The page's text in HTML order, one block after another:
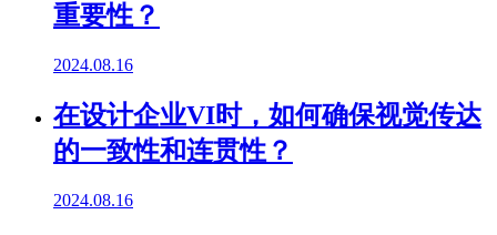
重要性？
2024.08.16
在设计企业VI时，如何确保视觉传达
的一致性和连贯性？
2024.08.16